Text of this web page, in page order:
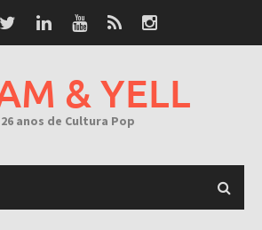
& YELL
anos de Cultura Pop